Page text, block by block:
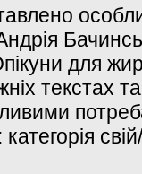
для
текстах